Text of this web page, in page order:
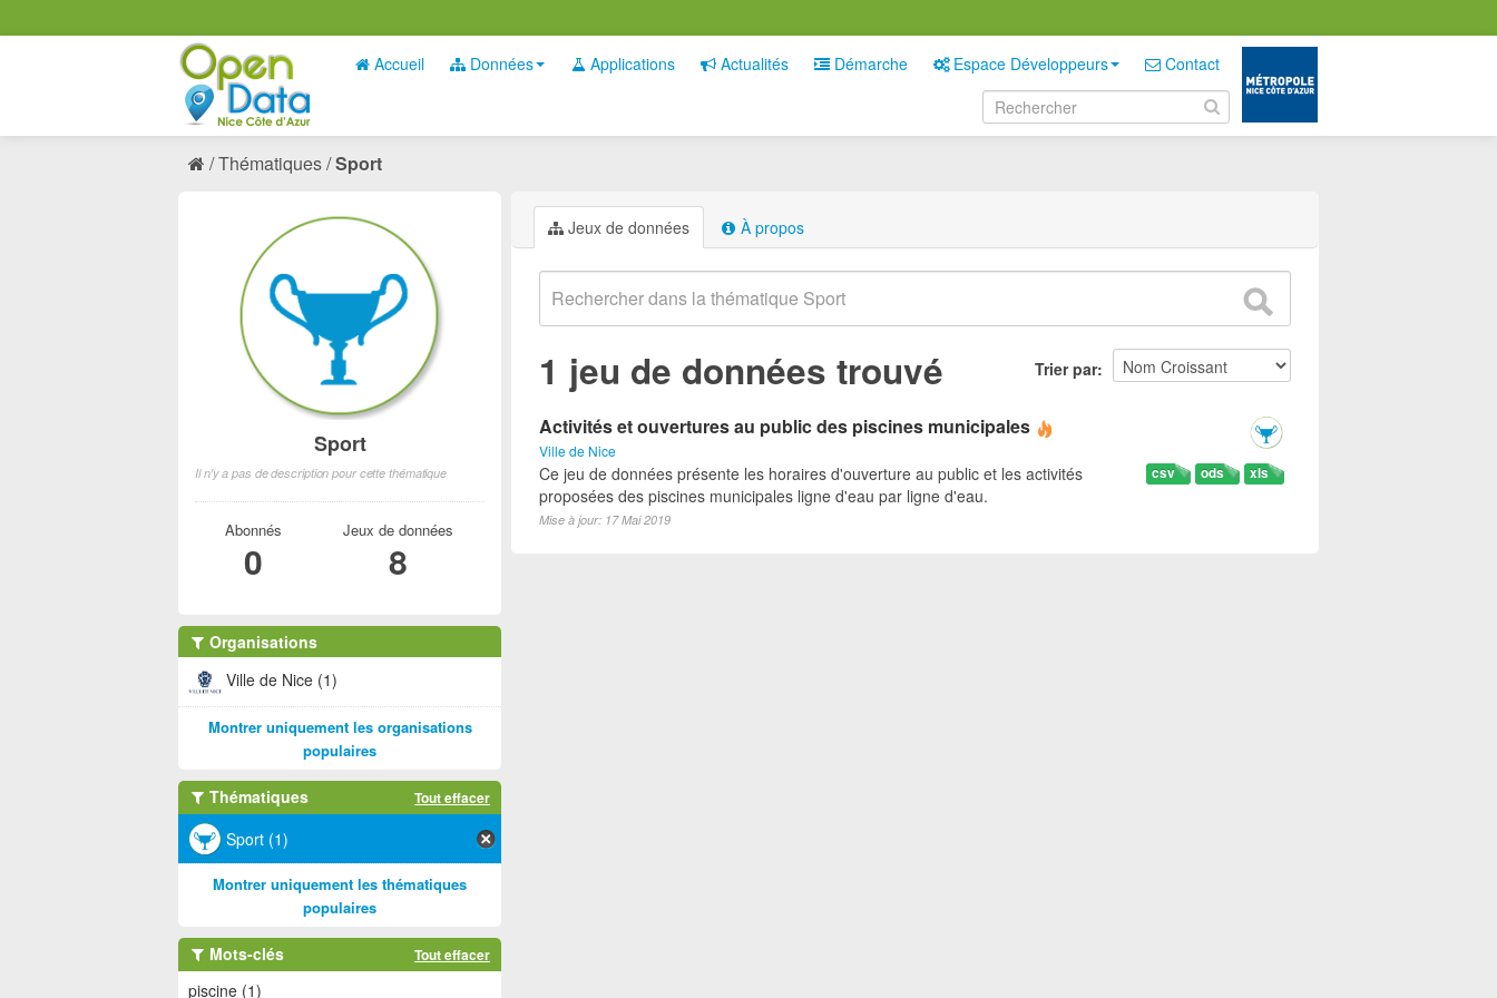
Accueil Données Applications Actualités Démarche Espace Développeurs Contact
Thématiques Sport
Jeux de données À propos
Trier par
1 jeu de données trouvé
Activités et ouvertures au public des piscines municipales
Ville de Nice
xls
ods
csv
Ce jeu de données présente les horaires d'ouverture au public et les activités
proposées des piscines municipales ligne d'eau par ligne d'eau.
Mise à jour: 17 Mai 2019
Sport
Il n'y a pas de description pour cette thématique
Abonnés
0
Jeux de données
8
Organisations
Ville de Nice (1)
Montrer uniquement les organisations
populaires
Thématiques Tout effacer
Sport (1)
Montrer uniquement les thématiques
populaires
Mots-clés Tout effacer
piscine (1)